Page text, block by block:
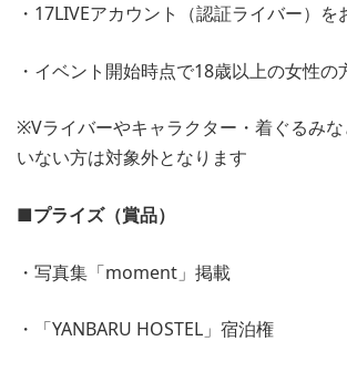
・17LIVEアカウント（認証ライバー）を
・イベント開始時点で18歳以上の女性の
※Vライバーやキャラクター・着ぐるみ
いない方は対象外となります
■プライズ（賞品）
・写真集「moment」掲載
・「YANBARU HOSTEL」宿泊権